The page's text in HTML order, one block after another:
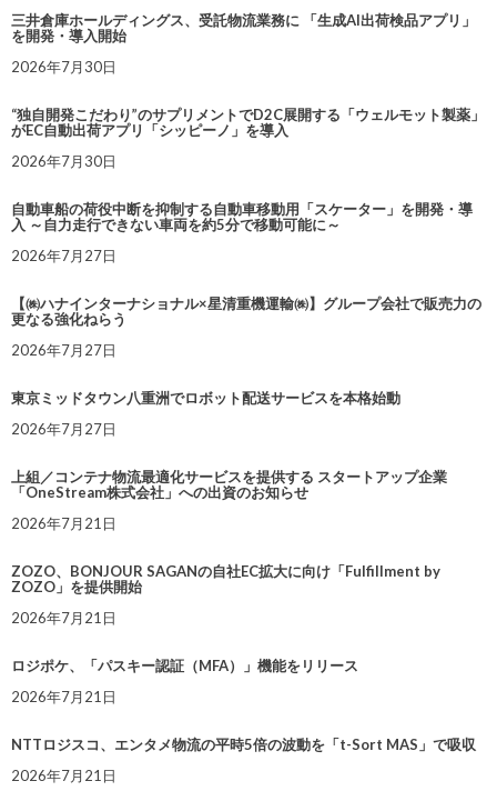
三井倉庫ホールディングス、受託物流業務に 「生成AI出荷検品アプリ」
を開発・導入開始
2026年7月30日
“独自開発こだわり”のサプリメントでD2C展開する「ウェルモット製薬」
がEC自動出荷アプリ「シッピーノ」を導入
2026年7月30日
自動車船の荷役中断を抑制する自動車移動用「スケーター」を開発・導
入 ～自力走行できない車両を約5分で移動可能に～
2026年7月27日
【㈱ハナインターナショナル×星清重機運輸㈱】グループ会社で販売力の
更なる強化ねらう
2026年7月27日
東京ミッドタウン八重洲でロボット配送サービスを本格始動
2026年7月27日
上組／コンテナ物流最適化サービスを提供する スタートアップ企業
「OneStream株式会社」への出資のお知らせ
2026年7月21日
ZOZO、BONJOUR SAGANの自社EC拡大に向け「Fulfillment by
ZOZO」を提供開始
2026年7月21日
ロジポケ、「パスキー認証（MFA）」機能をリリース
2026年7月21日
NTTロジスコ、エンタメ物流の平時5倍の波動を「t-Sort MAS」で吸収
2026年7月21日